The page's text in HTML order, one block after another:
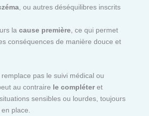
, ou autres déséquilibres inscrits
la cause première , ce qui permet
conséquences de manière douce et
pas le suivi médical ou
au contraire le compléteret
sensibles ou lourdes, toujours
place.